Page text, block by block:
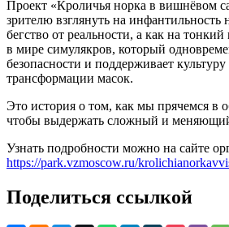
Проект «Кроличья норка в вишнёвом
зрителю взглянуть на инфантильность
бегство от реальности, а как на
в мире симулякров, который
безопасности и поддерживает
трансформации масок.
Это история о том, как мы прячемся в
чтобы выдержать сложный и
Узнать подробности можно на сайте
https://park.vzmoscow.ru/
Поделиться ссылкой